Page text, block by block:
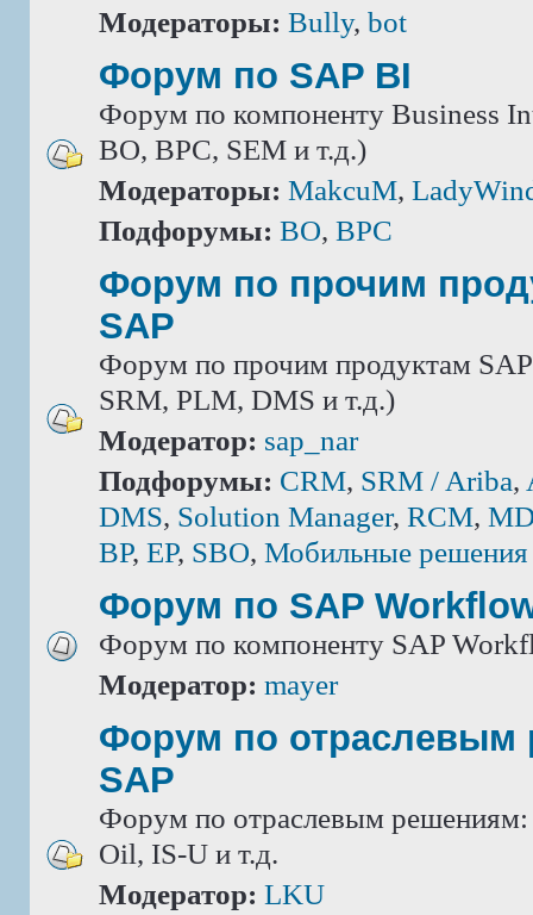
Модераторы: Bully, bot
Форум по SAP BI
Форум по компоненту Business
BO, BPC, SEM и т.д.)
Модераторы: MakcuM,
Подфорумы: BO, BPC
Форум по прочим
SAP
Форум по прочим продуктам
SRM, PLM, DMS и т.д.)
Модератор: sap_nar
Подфорумы: CRM, SRM / Ariba,
DMS, Solution Manager, RCM,
BP, EP, SBO, Мобильные решения
Форум по SAP
Форум по компоненту SAP
Модератор: mayer
Форум по отраслевым
SAP
Форум по отраслевым
Oil, IS-U и т.д.
Модератор: LKU